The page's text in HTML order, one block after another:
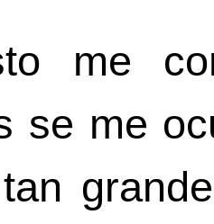
me
se me